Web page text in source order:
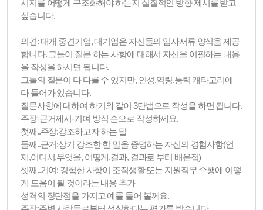
시지를 어떻게 구조화해야 하는지 실질적인 방향 제시를 받고
싶습니다.
의견: 대개 중견기업, 대기업은 자신들의 입사서류 양식을 제공
합니다. 그들이 질문 하는 사항에 대해서 자신을 어필하는 내용
을 작성을 하시면 됩니다.
그들의 질문이 다 다를 수 있지만, 인성,역량,능력 캐타고리에
다 들어가 있습니다.
질문사항에 대하여 하기와 같이 3단법으로 작성을 하면 됩니다.
주장-근거제시-기여 방식 순으로 작성하세요.
첫째..주장:강조하고자 하는 말
둘째..근거:상기 강조한 한 말을 증명하는 자신의 경험사항(언
제,어디서,무엇을, 어떻게,결과, 결과로 부터 배운점)
셋째..기여: 경험한 사항이 조직생활 또는 지원직무 수행에 어떻
게 도움이 될 것이라는 내용 추가
성격의 장단점을 가지고 예를 들어 볼께요.